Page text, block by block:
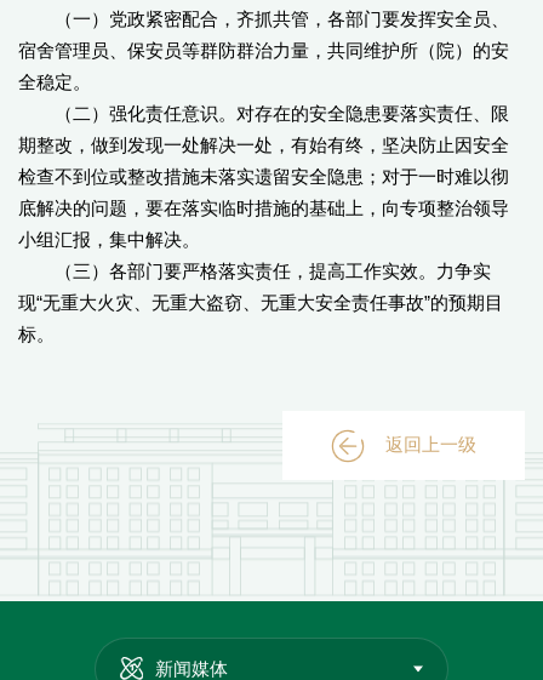
（一）党政紧密配合，齐抓共管，各部门要发挥安全员、
宿舍管理员、保安员等群防群治力量，共同维护所（院）的安
全稳定。
（二）强化责任意识。对存在的安全隐患要落实责任、限
期整改，做到发现一处解决一处，有始有终，坚决防止因安全
检查不到位或整改措施未落实遗留安全隐患；对于一时难以彻
底解决的问题，要在落实临时措施的基础上，向专项整治领导
小组汇报，集中解决。
（三）各部门要严格落实责任，提高工作实效。力争实
现“无重大火灾、无重大盗窃、无重大安全责任事故”的预期目
标。
返回上一级
新闻媒体